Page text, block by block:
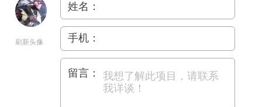
刷新头像
姓名：
手机：
留言：